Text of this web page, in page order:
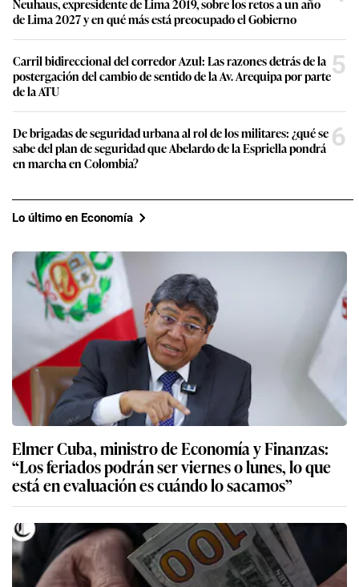
Neuhaus, expresidente de Lima 2019, sobre los retos a un año
de Lima 2027 y en qué más está preocupado el Gobierno
Carril bidireccional del corredor Azul: Las razones detrás de la
postergación del cambio de sentido de la Av. Arequipa por parte
de la ATU
5
De brigadas de seguridad urbana al rol de los militares: ¿qué se
sabe del plan de seguridad que Abelardo de la Espriella pondrá
en marcha en Colombia?
6
Lo último en Economía
Elmer Cuba, ministro de Economía y Finanzas:
“Los feriados podrán ser viernes o lunes, lo que
está en evaluación es cuándo lo sacamos”